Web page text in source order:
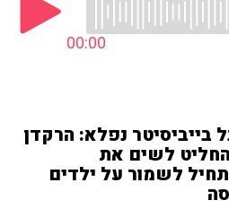
00:00
נפלא: הרקדן
החליט לשים את
לשמור על ילדים